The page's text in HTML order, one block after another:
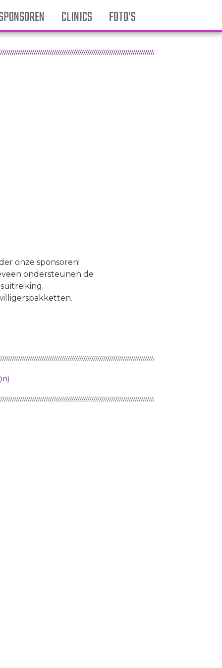
CLINICS FOTO’S
onze sponsoren!
ondersteunen de